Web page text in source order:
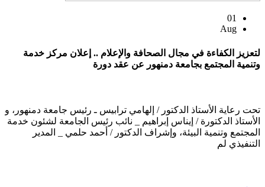
01
Aug
لتعزيز الكفاءة في مجال الصحافة والإعلام .. إعلان مركز خدمة
وتنمية المجتمع بجامعة دمنهور عن عقد دورة
تحت رعاية الأستاذ الدكتور / إلهامي ترابيس ـ رئيس جامعة دمنهور، و
الأستاذ الدكتورة / إيناس إبراهيم _ نائب رئيس الجامعة لشئون خدمة
المجتمع وتنمية البيئة، وإشراف الدكتور / أحمد حلمي _ المدير
التنفيذي لم